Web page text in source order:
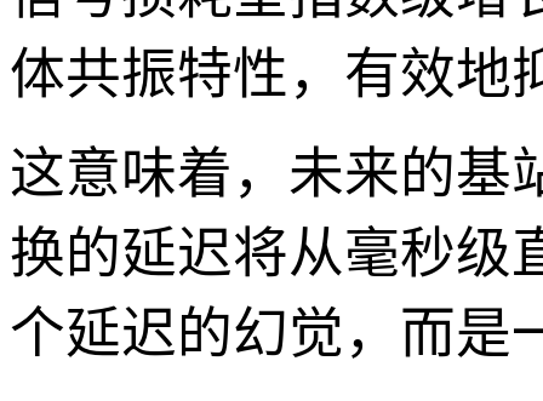
体共振特性，有效地
这意味着，未来的基
换的延迟将从毫秒级
个延迟的幻觉，而是